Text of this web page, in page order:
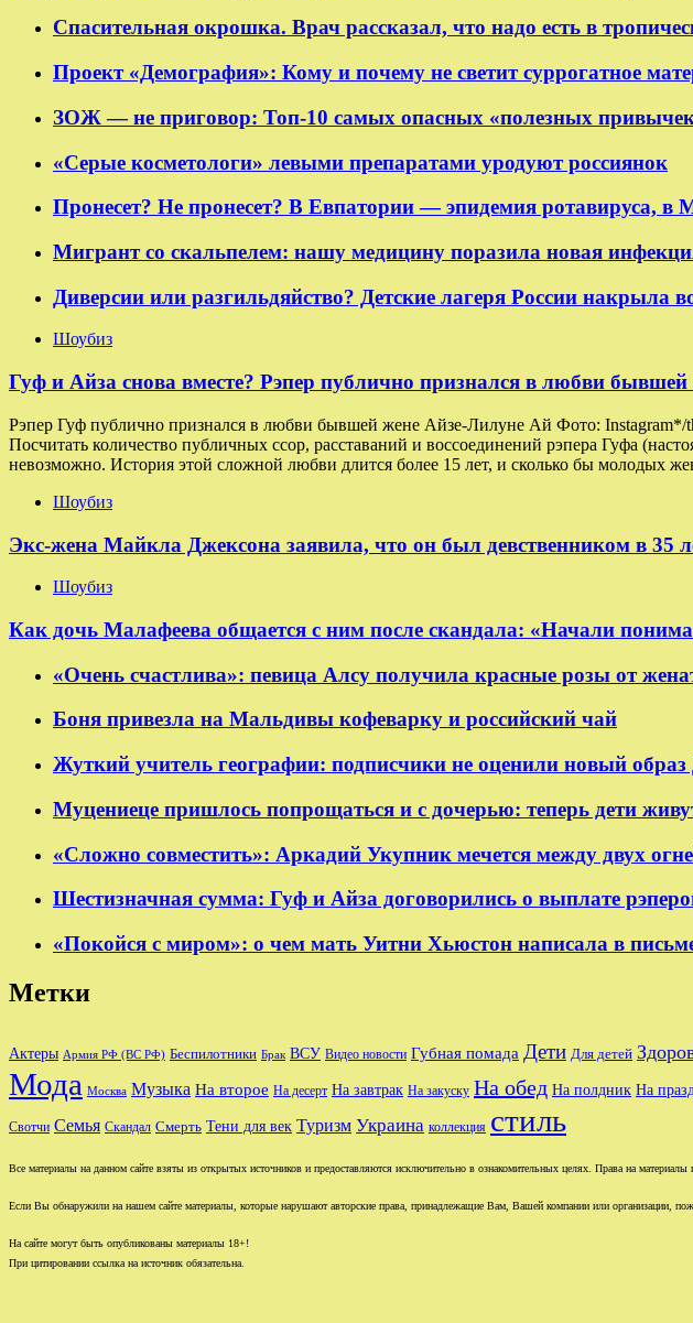
Спасительная окрошка. Врач рассказал, что надо есть в
Проект «Демография»: Кому и почему не светит суррогатное
ЗОЖ — не приговор: Топ-10 самых опасных «полезных
«Серые косметологи» левыми препаратами уродуют россиянок
Пронесет? Не пронесет? В Евпатории — эпидемия ротавируса,
Мигрант со скальпелем: нашу медицину поразила новая
Диверсии или разгильдяйство? Детские лагеря России накрыла
Шоубиз
Гуф и Айза снова вместе? Рэпер публично признался в любви бывшей
Рэпер Гуф публично признался в любви бывшей жене Айзе-Лилуне Ай Фото: Instagram*/
Посчитать количество публичных ссор, расставаний и воссоединений рэпера Гуфа
невозможно. История этой сложной любви длится более 15 лет, и сколько бы молодых
Шоубиз
Экс-жена Майкла Джексона заявила, что он был девственником в 35
Шоубиз
Как дочь Малафеева общается с ним после скандала: «Начали
«Очень счастлива»: певица Алсу получила красные розы от
Боня привезла на Мальдивы кофеварку и российский чай
Жуткий учитель географии: подписчики не оценили новый образ
Муцениеце пришлось попрощаться и с дочерью: теперь дети
«Сложно совместить»: Аркадий Укупник мечется между двух
Шестизначная сумма: Гуф и Айза договорились о выплате
«Покойся с миром»: о чем мать Уитни Хьюстон написала в
Метки
Актеры Армия РФ (ВС РФ) Беспилотники Брак ВСУ Видео новости Губная помада Дети Для детей
Мода Москва Музыка На второе На десерт На завтрак На закуску На обед На полдник На
Свотчи Семья Скандал Смерть Тени для век Туризм Украина коллекция стиль
Все материалы на данном сайте взяты из открытых источников и предоставляются исключительно в ознакомительных целях. Права на материалы
Если Вы обнаружили на нашем сайте материалы, которые нарушают авторские права, принадлежащие Вам, Вашей компании или организации,
На сайте могут быть опубликованы материалы 18+!
При цитировании ссылка на источник обязательна.